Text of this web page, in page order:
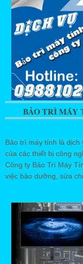
BẢO TRÌ MÁY
Bảo trì máy tính là dịch
của các thiết bị công
Công ty Bảo Trì Máy
việc bảo dưỡng, sửa